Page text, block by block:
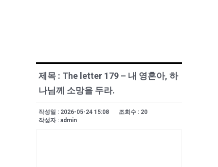
제목 : The letter 179 – 내 영혼아, 하
나님께 소망을 두라.
작성일 : 2026-05-24 15:08
조회수 : 20
작성자 : admin